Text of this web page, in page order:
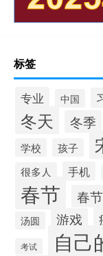
标签
专业 中国
冬天 冬季
学校
孩子
很多人 手机
春节 春
汤圆 游戏
考试 自己